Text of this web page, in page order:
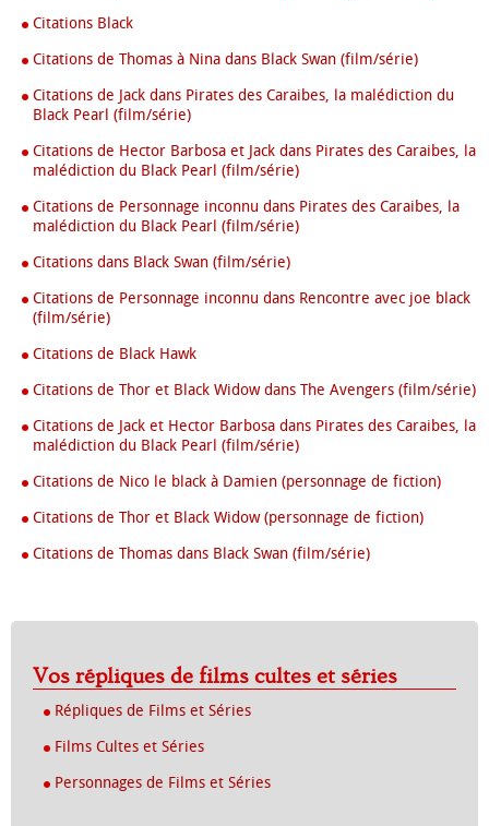
Citations Black
Citations de Thomas à Nina dans Black Swan (film/série)
Citations de Jack dans Pirates des Caraibes, la malédiction du
Black Pearl (film/série)
Citations de Hector Barbosa et Jack dans Pirates des Caraibes, la
malédiction du Black Pearl (film/série)
Citations de Personnage inconnu dans Pirates des Caraibes, la
malédiction du Black Pearl (film/série)
Citations dans Black Swan (film/série)
Citations de Personnage inconnu dans Rencontre avec joe black
(film/série)
Citations de Black Hawk
Citations de Thor et Black Widow dans The Avengers (film/série)
Citations de Jack et Hector Barbosa dans Pirates des Caraibes, la
malédiction du Black Pearl (film/série)
Citations de Nico le black à Damien (personnage de fiction)
Citations de Thor et Black Widow (personnage de fiction)
Citations de Thomas dans Black Swan (film/série)
Vos répliques de films cultes et séries
Répliques de Films et Séries
Films Cultes et Séries
Personnages de Films et Séries